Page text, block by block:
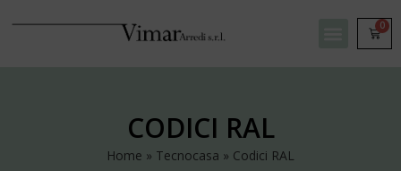
0
CODICI RAL
Home » Tecnocasa » Codici RAL